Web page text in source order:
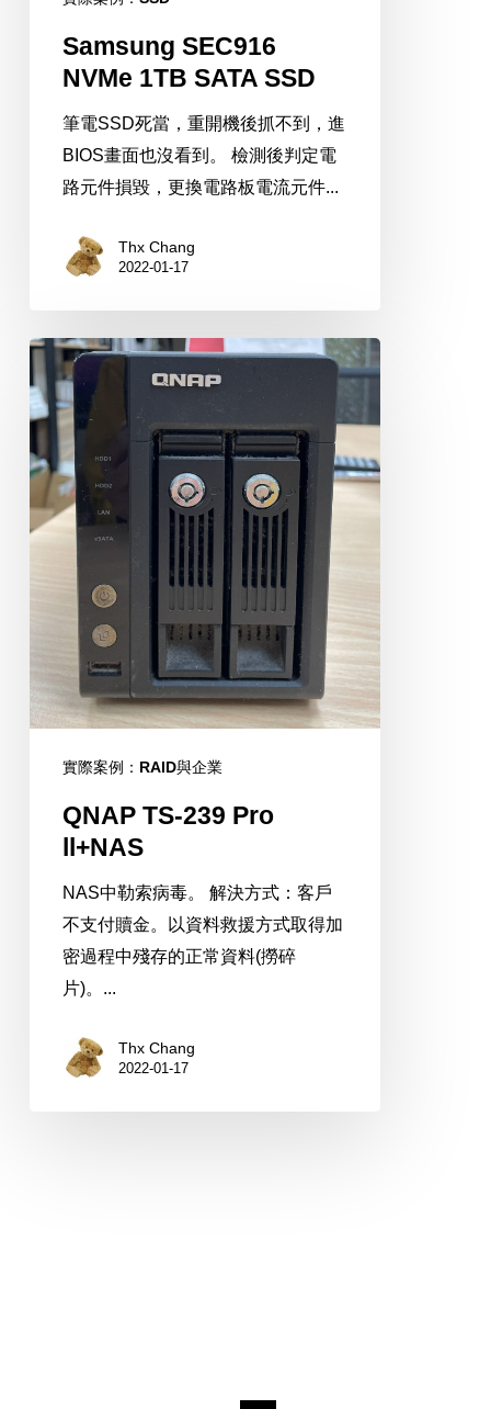
Samsung SEC916
NVMe 1TB SATA SSD
筆電SSD死當，重開機後抓不到，進
BIOS畫面也沒看到。 檢測後判定電
路元件損毀，更換電路板電流元件...
Thx Chang
2022-01-17
QNAP
TS-
239
Pro
ll+NAS
實際案例：RAID與企業
QNAP TS-239 Pro
ll+NAS
NAS中勒索病毒。 解決方式：客戶
不支付贖金。以資料救援方式取得加
密過程中殘存的正常資料(撈碎
片)。...
Thx Chang
2022-01-17